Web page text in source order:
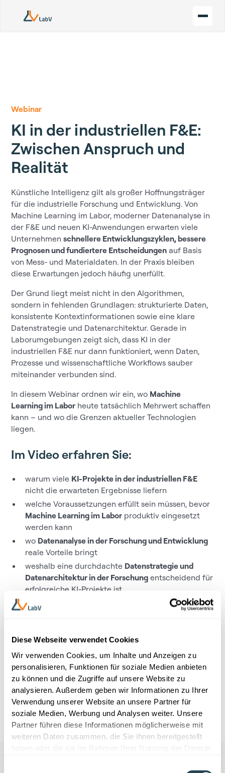
Diese Webseite verwendet Cookies
Wir verwenden Cookies, um Inhalte und Anzeigen zu
personalisieren, Funktionen für soziale Medien anbieten
zu können und die Zugriffe auf unsere Website zu
analysieren. Außerdem geben wir Informationen zu Ihrer
Verwendung unserer Website an unsere Partner für
soziale Medien, Werbung und Analysen weiter. Unsere
Partner führen diese Informationen möglicherweise mit
weiteren Daten zusammen, die Sie ihnen bereitgestellt
haben oder die sie im Rahmen Ihrer Nutzung der Dienste
Webinar
KI in der industriellen F&E:
Zwischen Anspruch und
Realität
Künstliche Intelligenz gilt als großer Hoffnungsträger
für die industrielle Forschung und Entwicklung. Von
Machine Learning im Labor, moderner Datenanalyse in
der F&E und neuen KI-Anwendungen erwarten viele
Unternehmenschnellere Entwicklungszyklen, bessere
Prognosen und fundiertere Entscheidungen auf Basis
von Mess- und Materialdaten. In der Praxis bleiben
diese Erwartungen jedoch häufig unerfüllt.
Der Grund liegt meist nicht in den Algorithmen,
sondern in fehlenden Grundlagen: strukturierte Daten,
konsistente Kontextinformationen sowie eine klare
Datenstrategie und Datenarchitektur. Gerade in
Laborumgebungen zeigt sich, dass KI in der
industriellen F&E nur dann funktioniert, wenn Daten,
Prozesse und wissenschaftliche Workflows sauber
miteinander verbunden sind.
In diesem Webinar ordnen wir ein, wo Machine
Learning im Labor heute tatsächlich Mehrwert schaffen
kann – und wo die Grenzen aktueller Technologien
liegen.
Im Video erfahren Sie:
warum viele KI-Projekte in der industriellen F&E
nicht die erwarteten Ergebnisse liefern
welche Voraussetzungen erfüllt sein müssen, bevor
Machine Learning im Laborproduktiv eingesetzt
werden kann
wo Datenanalyse in der Forschung und Entwicklung
reale Vorteile bringt
weshalb eine durchdachte Datenstrategie und
Datenarchitektur in der Forschungentscheidend für
erfolgreiche KI-Projekte ist
wie aus Labor- und Messdaten belastbare
Entscheidungen entstehen können
Forschung, Entwicklung und Innovationsmanagement,
die industrielle KI-Anwendungen realistisch bewerten
und verstehen möchten, welche organisatorischen und
technischen Grundlagen dafür notwendig sind.